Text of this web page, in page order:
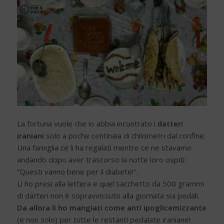
La fortuna vuole che io abbia incontrato i datteri
iraniani solo a poche centinaia di chilometri dal confine.
Una famiglia ce li ha regalati mentre ce ne stavamo
andando dopo aver trascorso la notte loro ospiti:
“Questi vanno bene per il diabete!”.
Li ho presi alla lettera e quel sacchetto da 500 grammi
di datteri non è sopravvissuto alla giornata sui pedali.
Da allora li ho mangiati come anti ipoglicemizzante
(e non solo) per tutte le restanti pedalate iraniane!